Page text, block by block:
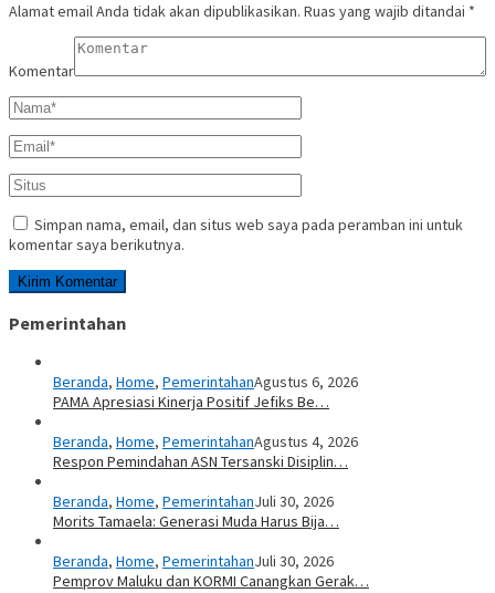
Alamat email Anda tidak akan dipublikasikan. Ruas yang wajib ditandai *
Komentar
Simpan nama, email, dan situs web saya pada peramban ini untuk
komentar saya berikutnya.
Pemerintahan
Beranda, Home, PemerintahanAgustus 6, 2026
PAMA Apresiasi Kinerja Positif Jefiks Be…
Beranda, Home, PemerintahanAgustus 4, 2026
Respon Pemindahan ASN Tersanski Disiplin…
Beranda, Home, PemerintahanJuli 30, 2026
Morits Tamaela: Generasi Muda Harus Bija…
Beranda, Home, PemerintahanJuli 30, 2026
Pemprov Maluku dan KORMI Canangkan Gerak…